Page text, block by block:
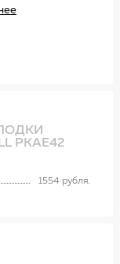
PKAE42
1554 рубля